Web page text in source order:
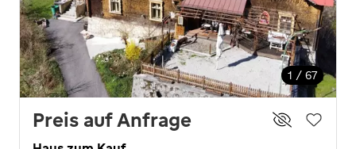
1 / 67
Preis auf Anfrage